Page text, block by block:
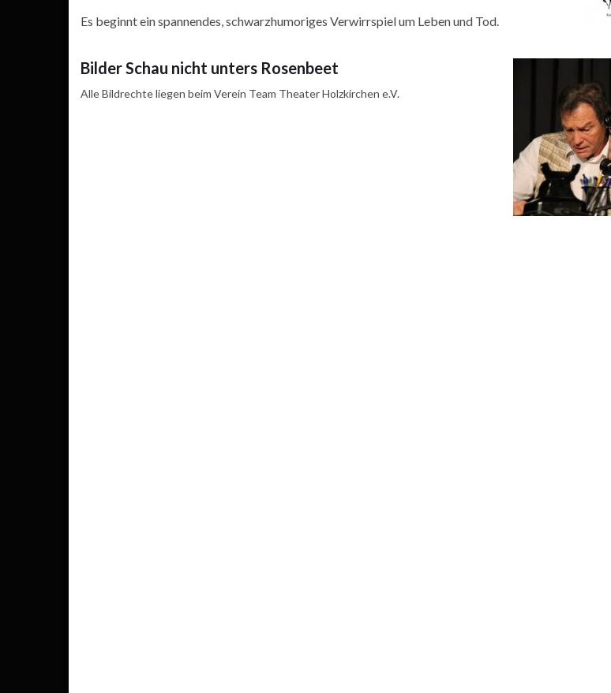
Es beginnt ein spannendes, schwarzhumoriges Verwirrspiel um Leben und Tod.
Bilder Schau nicht unters Rosenbeet
Alle Bildrechte liegen beim Verein Team Theater Holzkirchen e.V.